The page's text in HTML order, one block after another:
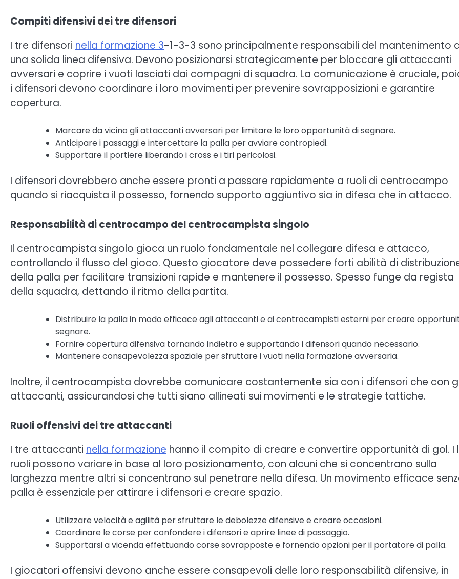
Compiti difensivi dei tre difensori
I tre difensori nella formazione 3-1-3-3 sono principalmente responsabili del mantenimento
una solida linea difensiva. Devono posizionarsi strategicamente per bloccare gli attaccanti
avversari e coprire i vuoti lasciati dai compagni di squadra. La comunicazione è cruciale,
i difensori devono coordinare i loro movimenti per prevenire sovrapposizioni e garantire
copertura.
Marcare da vicino gli attaccanti avversari per limitare le loro opportunità di segnare.
Anticipare i passaggi e intercettare la palla per avviare contropiedi.
Supportare il portiere liberando i cross e i tiri pericolosi.
I difensori dovrebbero anche essere pronti a passare rapidamente a ruoli di centrocampo
quando si riacquista il possesso, fornendo supporto aggiuntivo sia in difesa che in attacco.
Responsabilità di centrocampo del centrocampista singolo
Il centrocampista singolo gioca un ruolo fondamentale nel collegare difesa e attacco,
controllando il flusso del gioco. Questo giocatore deve possedere forti abilità di
della palla per facilitare transizioni rapide e mantenere il possesso. Spesso funge da regista
della squadra, dettando il ritmo della partita.
Distribuire la palla in modo efficace agli attaccanti e ai centrocampisti esterni per creare
segnare.
Fornire copertura difensiva tornando indietro e supportando i difensori quando necessario.
Mantenere consapevolezza spaziale per sfruttare i vuoti nella formazione avversaria.
Inoltre, il centrocampista dovrebbe comunicare costantemente sia con i difensori che con
attaccanti, assicurandosi che tutti siano allineati sui movimenti e le strategie tattiche.
Ruoli offensivi dei tre attaccanti
I tre attaccanti nella formazione hanno il compito di creare e convertire opportunità di gol. I
ruoli possono variare in base al loro posizionamento, con alcuni che si concentrano sulla
larghezza mentre altri si concentrano sul penetrare nella difesa. Un movimento efficace
palla è essenziale per attirare i difensori e creare spazio.
Utilizzare velocità e agilità per sfruttare le debolezze difensive e creare occasioni.
Coordinare le corse per confondere i difensori e aprire linee di passaggio.
Supportarsi a vicenda effettuando corse sovrapposte e fornendo opzioni per il portatore di palla.
I giocatori offensivi devono anche essere consapevoli delle loro responsabilità difensive, in